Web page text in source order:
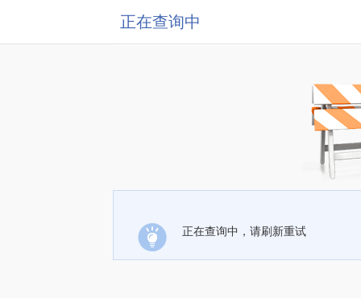
正在查询中
正在查询中，请刷新重试